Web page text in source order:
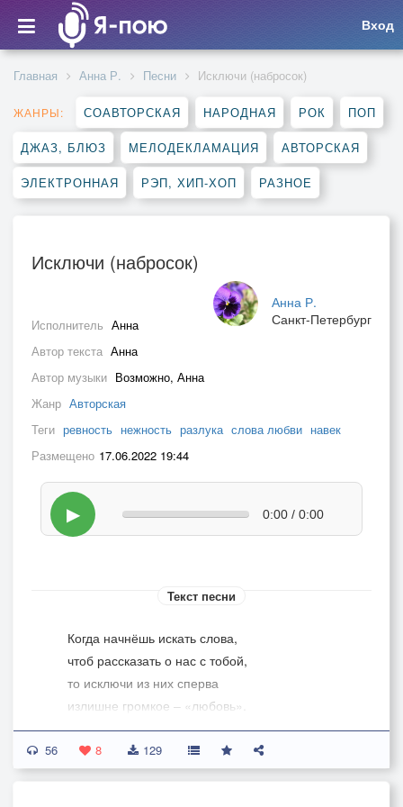
Вход
Главная Анна Р. Песни Исключи (набросок)
ЖАНРЫ: СОАВТОРСКАЯ НАРОДНАЯ РОК ПОП
ДЖАЗ, БЛЮЗ МЕЛОДЕКЛАМАЦИЯ АВТОРСКАЯ
ЭЛЕКТРОННАЯ РЭП, ХИП-ХОП РАЗНОЕ
Исключи (набросок)
Анна Р.
Санкт-Петербург
Исполнитель Анна
Автор текста Анна
Автор музыки Возможно, Анна
Жанр Авторская
Теги ревность нежность разлука слова любви навек
Размещено 17.06.2022 19:44
▶ 0:00 / 0:00
Текст песни
Когда начнёшь искать слова,
чтоб рассказать о нас с тобой,
то исключи из них сперва
излишне громкое – «любовь».
Потом «разлуку» исключи,
не могут наши души – врозь,
56 8 129